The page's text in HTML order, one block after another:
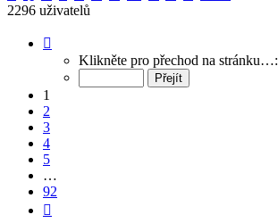
2296 uživatelů
Klikněte pro přechod na stránku…:
1
2
3
4
5
…
92